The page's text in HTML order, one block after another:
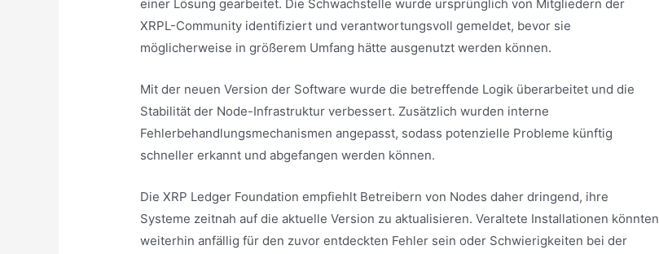
einer Lösung gearbeitet. Die Schwachstelle wurde ursprünglich von Mitgliedern der
XRPL-Community identifiziert und verantwortungsvoll gemeldet, bevor sie
möglicherweise in größerem Umfang hätte ausgenutzt werden können.
Mit der neuen Version der Software wurde die betreffende Logik überarbeitet und die
Stabilität der Node-Infrastruktur verbessert. Zusätzlich wurden interne
Fehlerbehandlungsmechanismen angepasst, sodass potenzielle Probleme künftig
schneller erkannt und abgefangen werden können.
Die XRP Ledger Foundation empfiehlt Betreibern von Nodes daher dringend, ihre
Systeme zeitnah auf die aktuelle Version zu aktualisieren. Veraltete Installationen könnten
weiterhin anfällig für den zuvor entdeckten Fehler sein oder Schwierigkeiten bei der